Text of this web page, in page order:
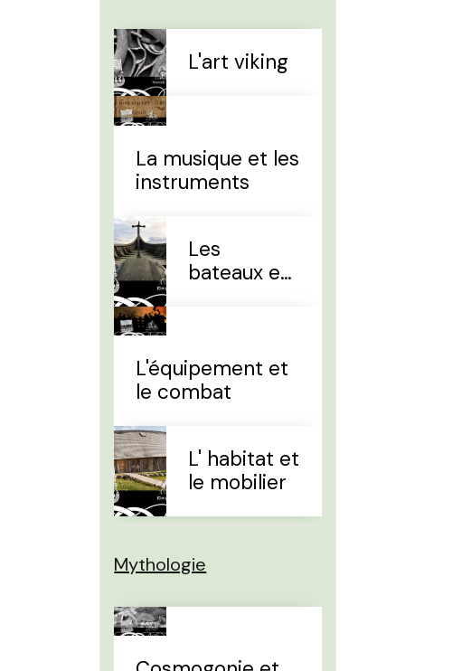
L'art viking
La musique et les
instruments
Les
bateaux et
L'équipement et
le combat
L' habitat et
le mobilier
Mythologie